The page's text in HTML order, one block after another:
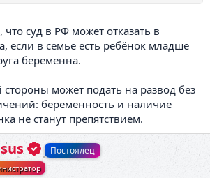
суд в РФ может отказать в
если в семье есть ребёнок младше
беременна.
может подать на развод без
беременность и наличие
не станут препятствием.
Постоялец